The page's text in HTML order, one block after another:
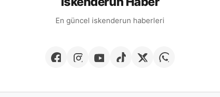
En güncel iskenderun haberleri